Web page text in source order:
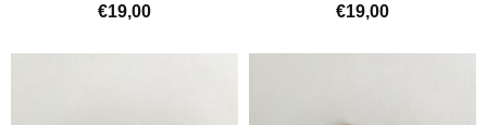
€19,00 €19,00